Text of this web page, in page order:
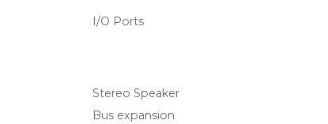
I/O Ports
Stereo Speaker
Bus expansion